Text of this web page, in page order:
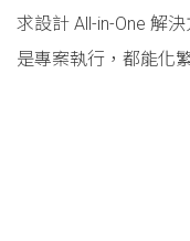
求設計 All-in-One 解
是專案執行，都能化